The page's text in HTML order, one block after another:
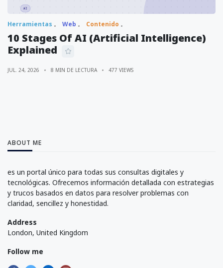
Herramientas Web Contenido
10 Stages Of AI (Artificial Intelligence)
Explained
JUL. 24, 2026 8 MIN DE LECTURA 477 VIEWS
ABOUT ME
es un portal único para todas sus consultas digitales y
tecnológicas. Ofrecemos información detallada con estrategias
y trucos basados en datos para resolver problemas con
claridad, sencillez y honestidad.
Address
London, United Kingdom
Follow me